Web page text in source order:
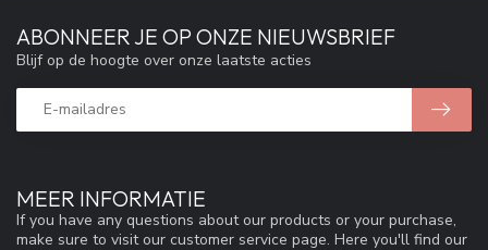
MEER INFORMATIE
If you have any questions about our products or your purchase,
make sure to visit our customer service page. Here you'll find our
ABONNEER JE OP ONZE NIEUWSBRIEF
Blijf op de hoogte over onze laatste acties